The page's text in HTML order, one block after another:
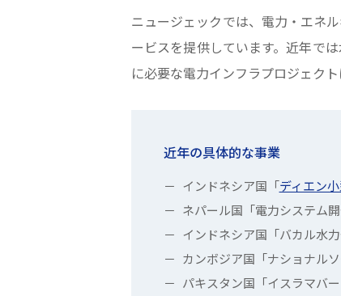
ニュージェックでは、電力・エネ
ービスを提供しています。近年で
に必要な電力インフラプロジェクト
近年の具体的な事業
インドネシア国「ディエン
ネパール国「電力システム
インドネシア国「バカル水
カンボジア国「ナショナル
パキスタン国「イスラマバ